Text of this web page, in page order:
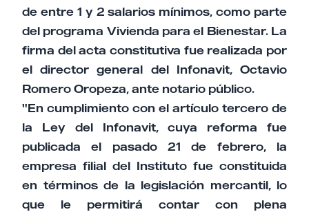
de entre 1 y 2 salarios mínimos, como parte
del programa Vivienda para el Bienestar. La
firma del acta constitutiva fue realizada por
el director general del Infonavit, Octavio
Romero Oropeza, ante notario público.
"En cumplimiento con el artículo tercero de
la Ley del Infonavit, cuya reforma fue
publicada el pasado 21 de febrero, la
empresa filial del Instituto fue constituida
en términos de la legislación mercantil, lo
que le permitirá contar con plena